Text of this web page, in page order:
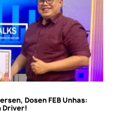
Dosen FEB Unhas:
Driver!